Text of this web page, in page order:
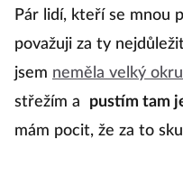
Pár lidí, kteří se mnou
považuji za ty
jsem neměla velký
střežím a
pustím tam
mám pocit, že za to